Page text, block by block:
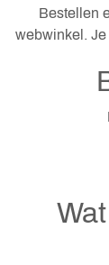
Bestellen
webwinkel. Je